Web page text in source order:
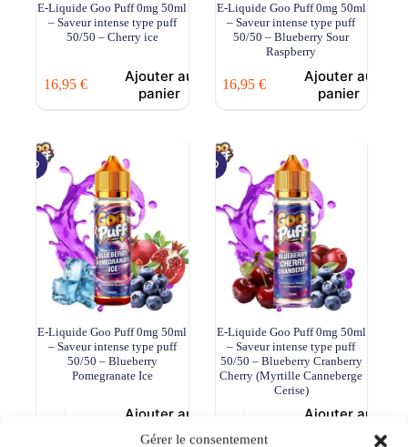
Gérer le consentement
E-Liquide Goo Puff 0mg 50ml
– Saveur intense type puff
50/50 – Cherry ice
16,95 €
Ajouter au
panier
E-Liquide Goo Puff 0mg 50ml
– Saveur intense type puff
50/50 – Blueberry Sour
Raspberry
16,95€
Ajouter au
panier
E-Liquide Goo Puff 0mg 50ml
– Saveur intense type puff
50/50 – Blueberry
Pomegranate Ice
Ajouter au
panier
E-Liquide Goo Puff 0mg 50ml
– Saveur intense type puff
50/50 – Blueberry Cranberry
Cherry (Myrtille Canneberge
Cerise)
Ajouter au